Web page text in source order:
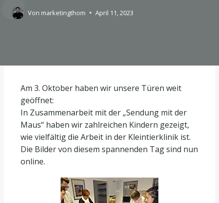
Von marketingthom April 11, 2023
Am 3. Oktober haben wir unsere Türen weit
geöffnet:
In Zusammenarbeit mit der „Sendung mit der
Maus“ haben wir zahlreichen Kindern gezeigt,
wie vielfältig die Arbeit in der Kleintierklinik ist.
Die Bilder von diesem spannenden Tag sind nun
online.